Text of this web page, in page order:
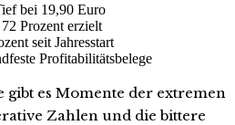
bei 19,90 Euro
Prozent erzielt
seit Jahresstart
Profitabilitätsbelege
es Momente der extremen
Zahlen und die bittere